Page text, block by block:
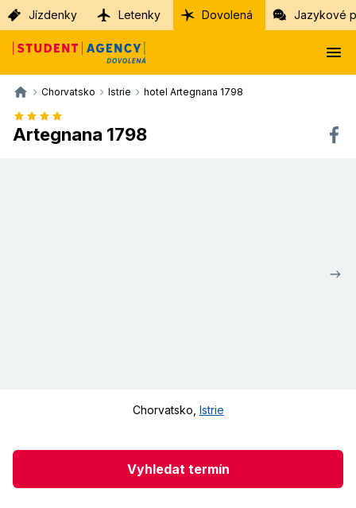
Jízdenky Letenky Dovolená Jazykové
Chorvatsko Istrie hotel Artegnana 1798
Artegnana 1798
Chorvatsko Istrie
Vyhledat termín